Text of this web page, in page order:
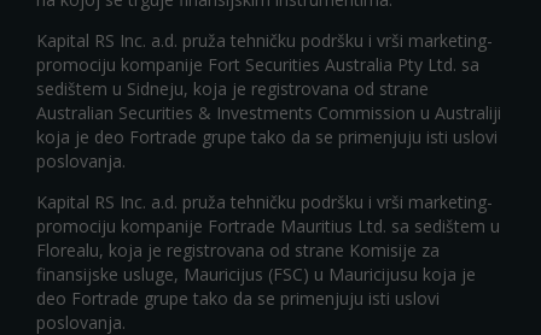
Kapital RS Inc. a.d. pruža tehničku podršku i vrši marketing-
promociju kompanije Fort Securities Australia Pty Ltd. sa
sedištem u Sidneju, koja je registrovana od strane
Australian Securities & Investments Commission u Australiji
koja je deo Fortrade grupe tako da se primenjuju isti uslovi
poslovanja.
Kapital RS Inc. a.d. pruža tehničku podršku i vrši marketing-
promociju kompanije Fortrade Mauritius Ltd. sa sedištem u
Florealu, koja je registrovana od strane Komisije za
finansijske usluge, Mauricijus (FSC) u Mauricijusu koja je
deo Fortrade grupe tako da se primenjuju isti uslovi
poslovanja.